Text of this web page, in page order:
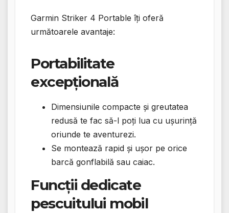
Garmin Striker 4 Portable îți oferă
următoarele avantaje:
Portabilitate
excepțională
Dimensiunile compacte și greutatea
redusă te fac să-l poți lua cu ușurință
oriunde te aventurezi.
Se montează rapid și ușor pe orice
barcă gonflabilă sau caiac.
Funcții dedicate
pescuitului mobil